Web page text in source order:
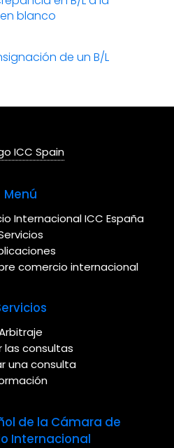
blanco
de un B/L
Menú
Internacional ICC España
comercio internacional
las consultas
una consulta
de la Cámara de
Internacional